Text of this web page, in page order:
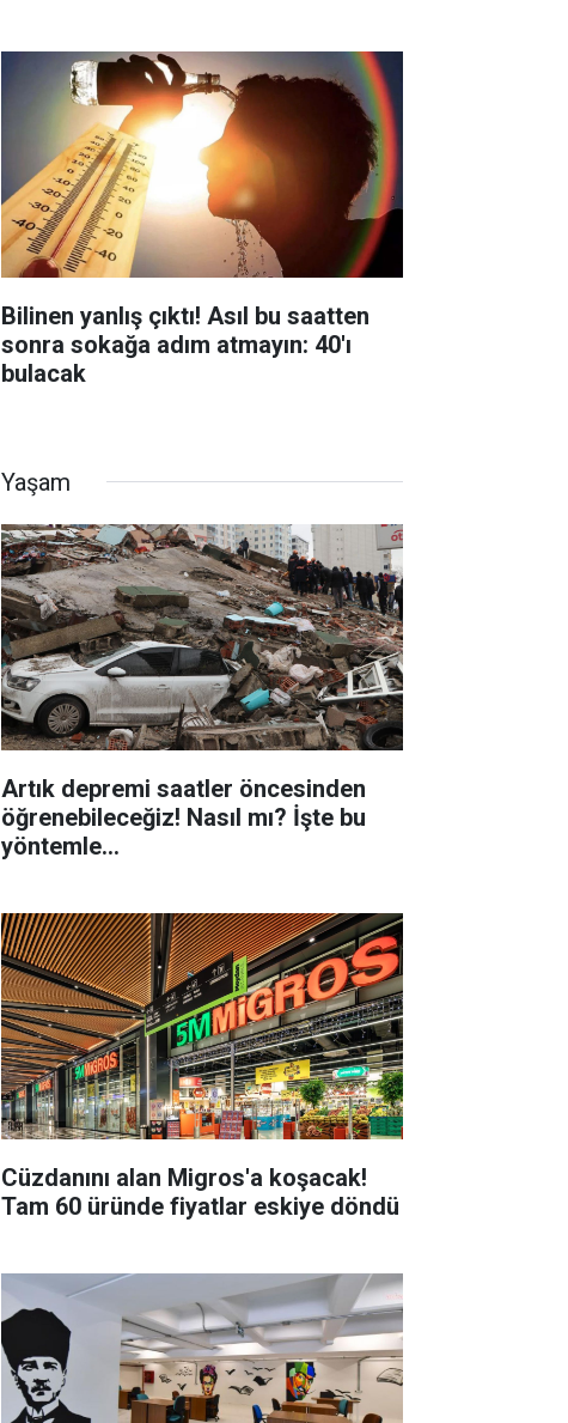
Bilinen yanlış çıktı! Asıl bu saatten
sonra sokağa adım atmayın: 40'ı
bulacak
Yaşam
Artık depremi saatler öncesinden
öğrenebileceğiz! Nasıl mı? İşte bu
yöntemle...
Cüzdanını alan Migros'a koşacak!
Tam 60 üründe fiyatlar eskiye döndü